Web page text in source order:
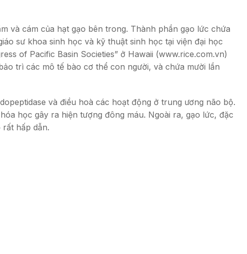
và cám của hạt gạo bên trong. Thành phần gạo lức chứa
sư khoa sinh học và kỹ thuật sinh học tại viện đại học
of Pacific Basin Societies” ở Hawaii (www.rice.com.vn)
trì các mô tế bào cơ thể con người, và chứa mười lần
và điều hoà các hoạt động ở trung ương não bộ.
học gây ra hiện tượng đông máu. Ngoài ra, gạo lức, đặc
hấp dẫn.